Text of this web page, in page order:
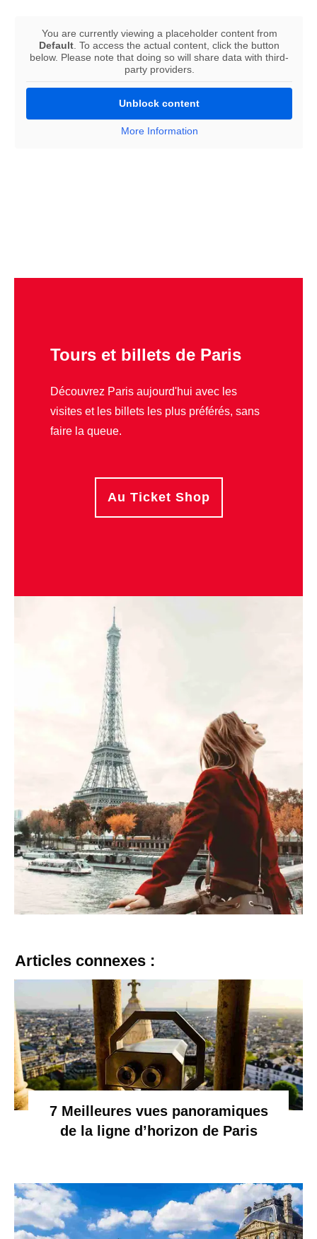
You are currently viewing a placeholder content from
Default . To access the actual content, click the button
below. Please note that doing so will share data with third-
party providers.
Unblock content
More Information
Tours et billets de Paris
Découvrez Paris aujourd'hui avec les
visites et les billets les plus préférés, sans
faire la queue.
Au Ticket Shop
Articles connexes :
7 Meilleures vues panoramiques
de la ligne d’horizon de Paris